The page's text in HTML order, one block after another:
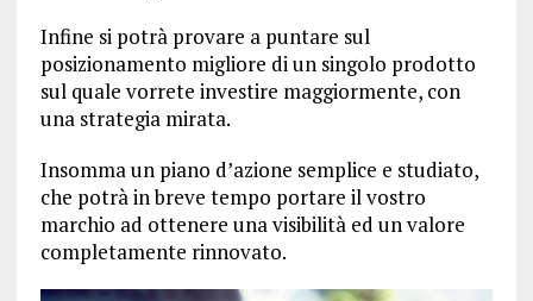
Infine si potrà provare a puntare sul
posizionamento migliore di un singolo prodotto
sul quale vorrete investire maggiormente, con
una strategia mirata.
Insomma un piano d’azione semplice e studiato,
che potrà in breve tempo portare il vostro
marchio ad ottenere una visibilità ed un valore
completamente rinnovato.